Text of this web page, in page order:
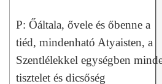
P: Őáltala, ővele és őbenne a
tiéd, mindenható Atyaisten, a
Szentlélekkel egységben
tisztelet és dicsőség